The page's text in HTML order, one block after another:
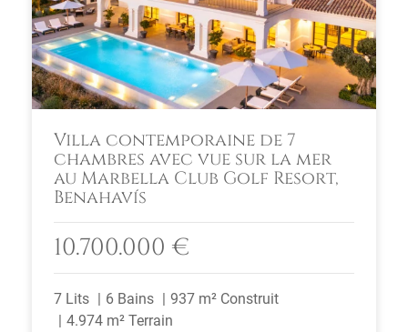
Villa contemporaine de 7
chambres avec vue sur la mer
au Marbella Club Golf Resort,
Benahavís
10.700.000 €
7 Lits 6 Bains
937 m² Construit
4.974 m² Terrain